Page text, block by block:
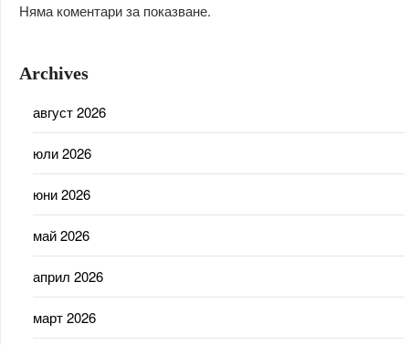
Няма коментари за показване.
Archives
август 2026
юли 2026
юни 2026
май 2026
април 2026
март 2026